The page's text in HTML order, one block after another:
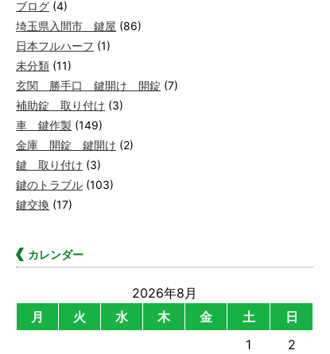
ブログ (4)
埼玉県入間市 鍵屋 (86)
日本フルハーフ (1)
未分類 (11)
玄関 勝手口 鍵開け 開錠 (7)
補助錠 取り付け (3)
車 鍵作製 (149)
金庫 開錠 鍵開け (2)
鍵 取り付け (3)
鍵のトラブル (103)
鍵交換 (17)
カレンダー
2026年8月
月
火 水 木 金 土
日
1
2